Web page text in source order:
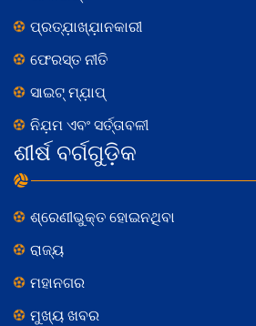
ପ୍ରତ୍ଯ଼ାଖ୍ଯ଼ାନକାରୀ
ଫେରସ୍ତ ନୀତି
ସାଇଟ୍ ମ୍ଯ଼ାପ୍
ନିଯ଼ମ ଏବଂ ସର୍ତ୍ତାବଳୀ
ଶୀର୍ଷ ବର୍ଗଗୁଡ଼ିକ
ଶ୍ରେଣୀଭୁକ୍ତ ହୋଇନଥିବା
ରାଜ୍ୟ
ମହାନଗର
ମୁଖ୍ୟ ଖବର